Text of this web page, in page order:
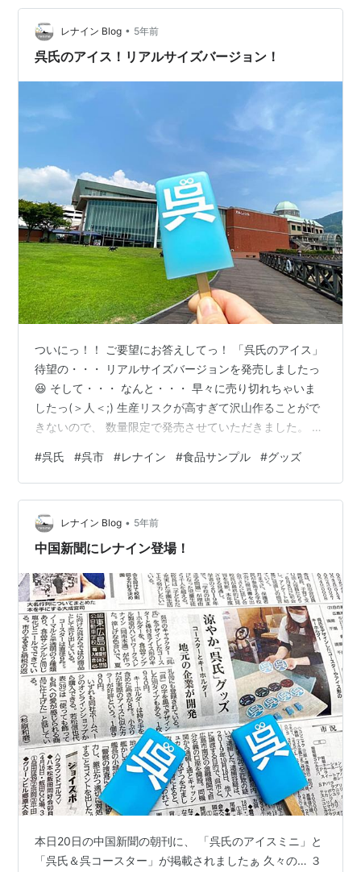
オンラインショップにて呉氏グッズを含む商品を購入し
て下さった方に 先着で公式〈ポストカー…
レナイン Blog • 5年前
呉氏のアイス！リアルサイズバージョン！
ついにっ！！ ご要望にお答えしてっ！ 「呉氏のアイス」
待望の・・・ リアルサイズバージョンを発売しましたっ
😆 そして・・・ なんと・・・ 早々に売り切れちゃいま
したっ(＞人＜;) 生産リスクが高すぎて沢山作ることがで
きないので、 数量限定で発売させていただきました。 食
った呉氏を 思うままに楽しんでおクレ♪…デスね♪(´ε｀ )
View this post on Instagram A post shared by ハンドワ
ークス レナイン (@handworks_renine)
www.instagram.com 過去記事もぜひ〜 r…
#呉氏 #呉市 #レナイン #食品サンプル #グッズ
レナイン Blog • 5年前
中国新聞にレナイン登場！
本日20日の中国新聞の朝刊に、 「呉氏のアイスミニ」と
「呉氏＆呉コースター」が掲載されましたぁ 久々の… ３